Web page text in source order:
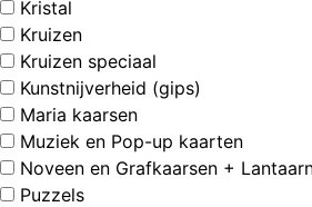
Kristal
Kruizen
Kruizen speciaal
Kunstnijverheid (gips)
Maria kaarsen
Muziek en Pop-up kaarten
Noveen en Grafkaarsen +
Puzzels